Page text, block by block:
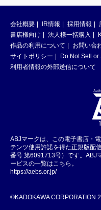
会社概要 IR情報 採用情報
書店様向け
法人様一括購入
作品の利用について
お問い合
サイトポリシー
Do Not Sell
利用者情報の外部送信について
ABJマークは、この電子書店・
テンツ使用許諾を得た正規版配
番号 第6091713号）です。ABJ
ービスの一覧はこちら。
https://aebs.or.jp/
©KADOKAWA CORPORATION